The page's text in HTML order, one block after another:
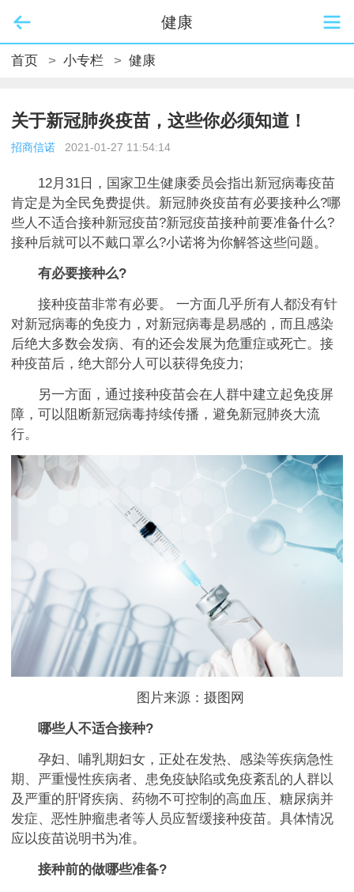
健康
首页 > 小专栏 > 健康
关于新冠肺炎疫苗，这些你必须知道！
招商信诺 2021-01-27 11:54:14
12月31日，国家卫生健康委员会指出新冠病毒疫苗
肯定是为全民免费提供。新冠肺炎疫苗有必要接种么?哪
些人不适合接种新冠疫苗?新冠疫苗接种前要准备什么?
接种后就可以不戴口罩么?小诺将为你解答这些问题。
有必要接种么?
接种疫苗非常有必要。 一方面几乎所有人都没有针
对新冠病毒的免疫力，对新冠病毒是易感的，而且感染
后绝大多数会发病、有的还会发展为危重症或死亡。接
种疫苗后，绝大部分人可以获得免疫力;
另一方面，通过接种疫苗会在人群中建立起免疫屏
障，可以阻断新冠病毒持续传播，避免新冠肺炎大流
行。
图片来源：摄图网
哪些人不适合接种?
孕妇、哺乳期妇女，正处在发热、感染等疾病急性
期、严重慢性疾病者、患免疫缺陷或免疫紊乱的人群以
及严重的肝肾疾病、药物不可控制的高血压、糖尿病并
发症、恶性肿瘤患者等人员应暂缓接种疫苗。具体情况
应以疫苗说明书为准。
接种前的做哪些准备?